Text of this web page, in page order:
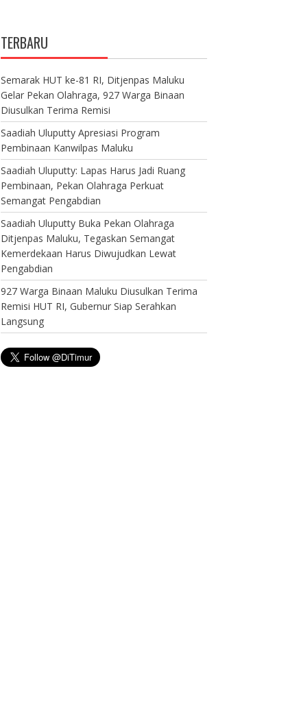
TERBARU
Semarak HUT ke-81 RI, Ditjenpas Maluku
Gelar Pekan Olahraga, 927 Warga Binaan
Diusulkan Terima Remisi
Saadiah Uluputty Apresiasi Program
Pembinaan Kanwilpas Maluku
Saadiah Uluputty: Lapas Harus Jadi Ruang
Pembinaan, Pekan Olahraga Perkuat
Semangat Pengabdian
Saadiah Uluputty Buka Pekan Olahraga
Ditjenpas Maluku, Tegaskan Semangat
Kemerdekaan Harus Diwujudkan Lewat
Pengabdian
927 Warga Binaan Maluku Diusulkan Terima
Remisi HUT RI, Gubernur Siap Serahkan
Langsung